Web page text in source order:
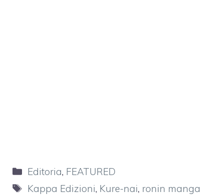
Categorie
Editoria, FEATURED
Tag
Kappa Edizioni, Kure-nai, ronin manga